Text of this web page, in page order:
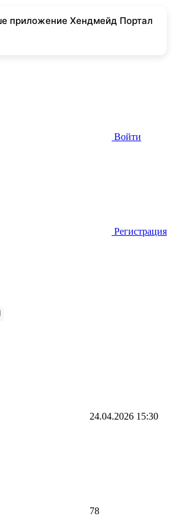
приложение Хендмейд Портал
Войти
Регистрация
24.04.2026 15:30
78